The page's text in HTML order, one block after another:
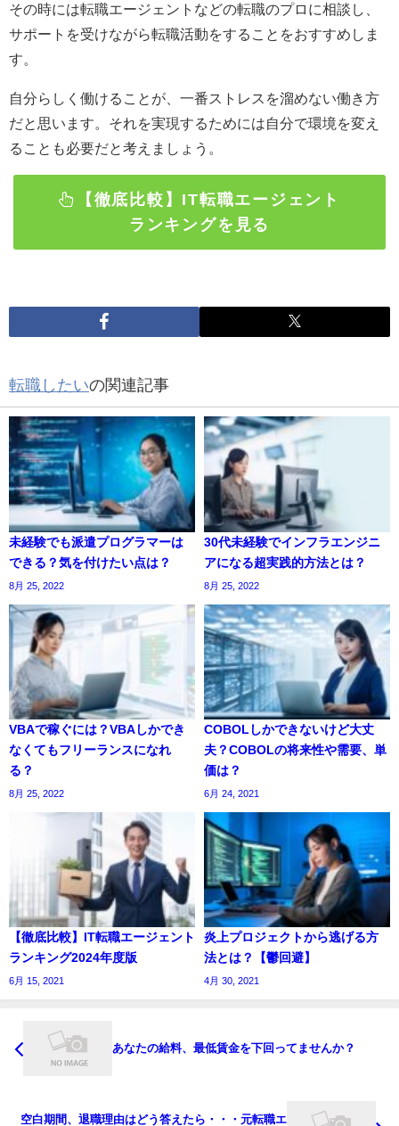
その時には転職エージェントなどの転職のプロに相談し、
サポートを受けながら転職活動をすることをおすすめしま
す。
自分らしく働けることが、一番ストレスを溜めない働き方
だと思います。それを実現するためには自分で環境を変え
ることも必要だと考えましょう。
【徹底比較】IT転職エージェント
ランキングを見る
転職したいの関連記事
未経験でも派遣プログラマーは
できる？気を付けたい点は？
8月 25, 2022
30代未経験でインフラエンジニ
アになる超実践的方法とは？
8月 25, 2022
VBAで稼ぐには？VBAしかでき
なくてもフリーランスになれ
る？
8月 25, 2022
COBOLしかできないけど大丈
夫？COBOLの将来性や需要、単
価は？
6月 24, 2021
【徹底比較】IT転職エージェント
ランキング2024年度版
6月 15, 2021
炎上プロジェクトから逃げる方
法とは？【鬱回避】
4月 30, 2021
あなたの給料、最低賃金を下回ってませんか？
空白期間、退職理由はどう答えたら・・・元転職エ